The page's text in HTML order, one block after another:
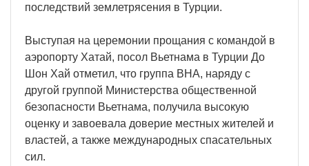
последствий землетрясения в Турции.
Выступая на церемонии прощания с командой в
аэропорту Хатай, посол Вьетнама в Турции До
Шон Хай отметил, что группа ВНА, наряду с
другой группой Министерства общественной
безопасности Вьетнама, получила высокую
оценку и завоевала доверие местных жителей и
властей, а также международных спасательных
сил.